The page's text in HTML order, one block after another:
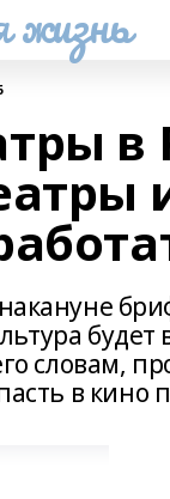
в
словам,
в кино